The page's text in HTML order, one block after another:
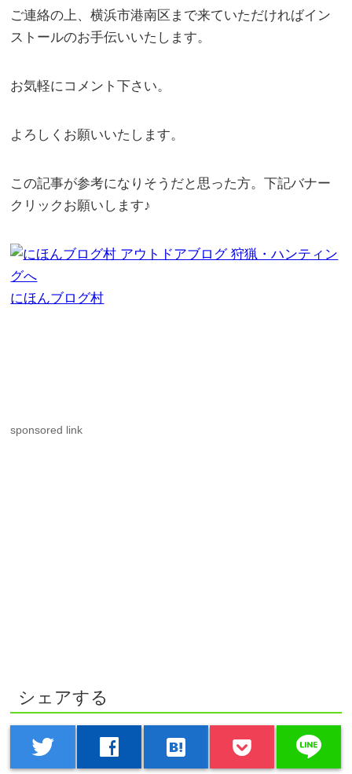
ご連絡の上、横浜市港南区まで来ていただければイン
ストールのお手伝いいたします。
お気軽にコメント下さい。
よろしくお願いいたします。
この記事が参考になりそうだと思った方。下記バナー
クリックお願いします♪
にほんブログ村
sponsored link
シェアする
twitter facebook hatenabookmark line